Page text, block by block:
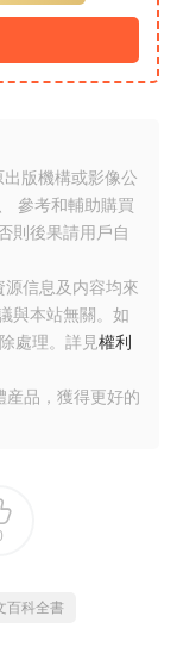
版機構或影像公
參考和輔助購買
則後果請用戶自
信息及内容均來
與本站無關。如
處理。詳見權利
産品，獲得更好的
百科全書